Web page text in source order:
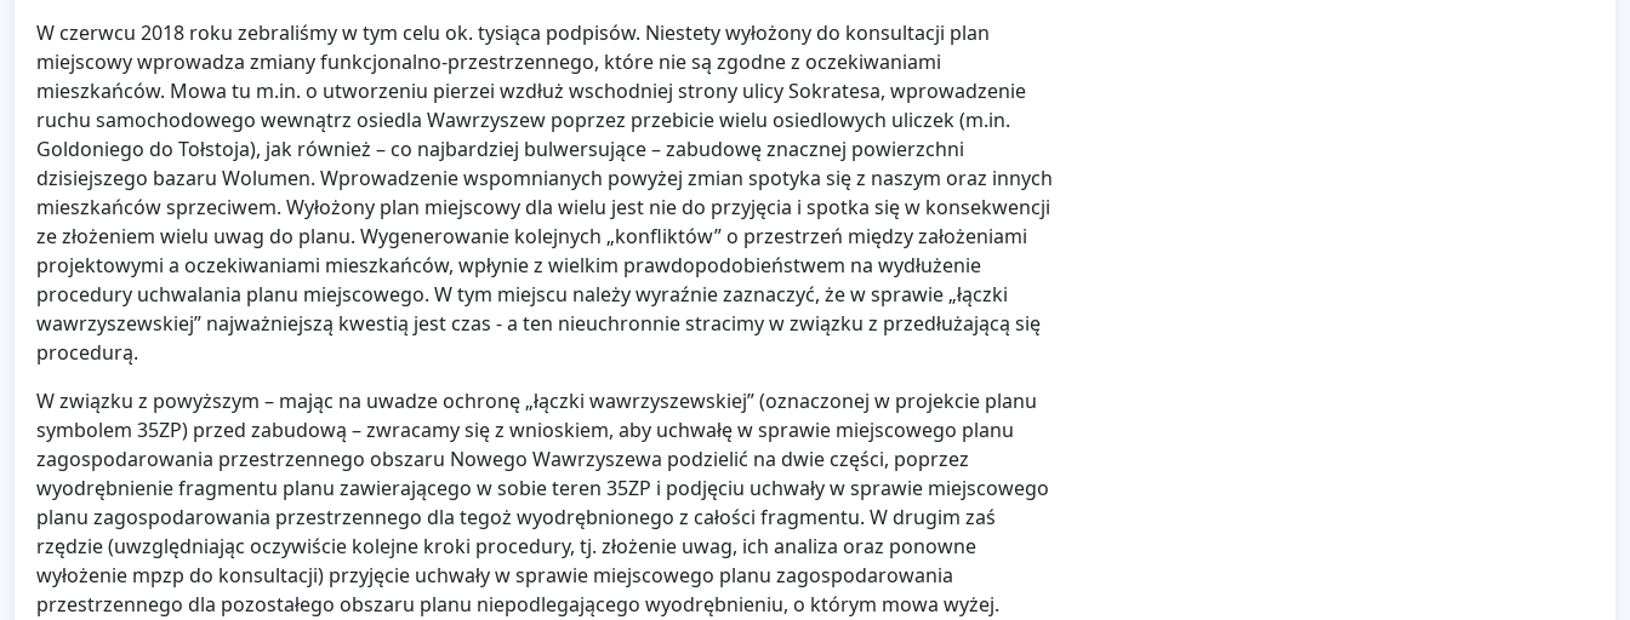
W czerwcu 2018 roku zebraliśmy w tym celu ok. tysiąca podpisów. Niestety wyłożony do konsultacji plan
miejscowy wprowadza zmiany funkcjonalno-przestrzennego, które nie są zgodne z oczekiwaniami
mieszkańców. Mowa tu m.in. o utworzeniu pierzei wzdłuż wschodniej strony ulicy Sokratesa, wprowadzenie
ruchu samochodowego wewnątrz osiedla Wawrzyszew poprzez przebicie wielu osiedlowych uliczek (m.in.
Goldoniego do Tołstoja), jak również – co najbardziej bulwersujące – zabudowę znacznej powierzchni
dzisiejszego bazaru Wolumen. Wprowadzenie wspomnianych powyżej zmian spotyka się z naszym oraz innych
mieszkańców sprzeciwem. Wyłożony plan miejscowy dla wielu jest nie do przyjęcia i spotka się w konsekwencji
ze złożeniem wielu uwag do planu. Wygenerowanie kolejnych „konfliktów” o przestrzeń między założeniami
projektowymi a oczekiwaniami mieszkańców, wpłynie z wielkim prawdopodobieństwem na wydłużenie
procedury uchwalania planu miejscowego. W tym miejscu należy wyraźnie zaznaczyć, że w sprawie „łączki
wawrzyszewskiej” najważniejszą kwestią jest czas - a ten nieuchronnie stracimy w związku z przedłużającą się
procedurą.
W związku z powyższym – mając na uwadze ochronę „łączki wawrzyszewskiej” (oznaczonej w projekcie planu
symbolem 35ZP) przed zabudową – zwracamy się z wnioskiem, aby uchwałę w sprawie miejscowego planu
zagospodarowania przestrzennego obszaru Nowego Wawrzyszewa podzielić na dwie części, poprzez
wyodrębnienie fragmentu planu zawierającego w sobie teren 35ZP i podjęciu uchwały w sprawie miejscowego
planu zagospodarowania przestrzennego dla tegoż wyodrębnionego z całości fragmentu. W drugim zaś
rzędzie (uwzględniając oczywiście kolejne kroki procedury, tj. złożenie uwag, ich analiza oraz ponowne
wyłożenie mpzp do konsultacji) przyjęcie uchwały w sprawie miejscowego planu zagospodarowania
przestrzennego dla pozostałego obszaru planu niepodlegającego wyodrębnieniu, o którym mowa wyżej.